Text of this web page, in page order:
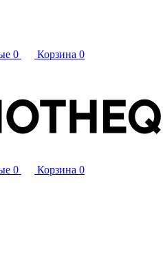
0 Корзина 0
0 Корзина 0